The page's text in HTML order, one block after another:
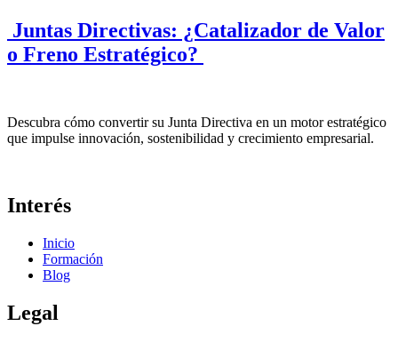
Juntas Directivas: ¿Catalizador de Valor
o Freno Estratégico?
Descubra cómo convertir su Junta Directiva en un motor estratégico
que impulse innovación, sostenibilidad y crecimiento empresarial.
Interés
Inicio
Formación
Blog
Legal